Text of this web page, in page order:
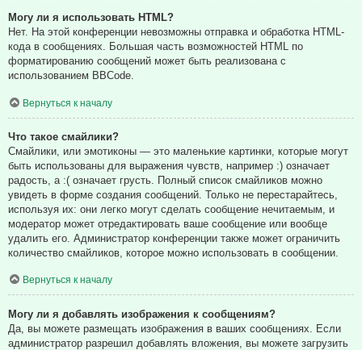
Могу ли я использовать HTML?
Нет. На этой конференции невозможны отправка и обработка HTML-
кода в сообщениях. Большая часть возможностей HTML по
форматированию сообщений может быть реализована с
использованием BBCode.
Вернуться к началу
Что такое смайлики?
Смайлики, или эмотиконы — это маленькие картинки, которые могут
быть использованы для выражения чувств, например :) означает
радость, а :( означает грусть. Полный список смайликов можно
увидеть в форме создания сообщений. Только не перестарайтесь,
используя их: они легко могут сделать сообщение нечитаемым, и
модератор может отредактировать ваше сообщение или вообще
удалить его. Администратор конференции также может ограничить
количество смайликов, которое можно использовать в сообщении.
Вернуться к началу
Могу ли я добавлять изображения к сообщениям?
Да, вы можете размещать изображения в ваших сообщениях. Если
администратор разрешил добавлять вложения, вы можете загрузить